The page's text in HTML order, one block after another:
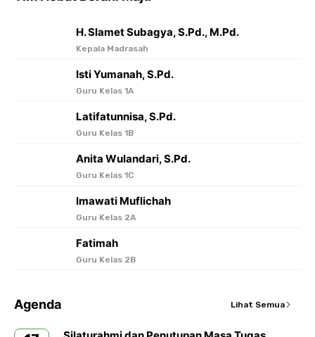
H. Slamet Subagya, S.Pd., M.Pd.
Kepala Madrasah
Isti Yumanah, S.Pd.
Guru Kelas 1A
Latifatunnisa, S.Pd.
Guru Kelas 1B
Anita Wulandari, S.Pd.
Guru Kelas 1C
Imawati Muflichah
Guru Kelas 2A
Fatimah
Guru Kelas 2B
Agenda Lihat Semua